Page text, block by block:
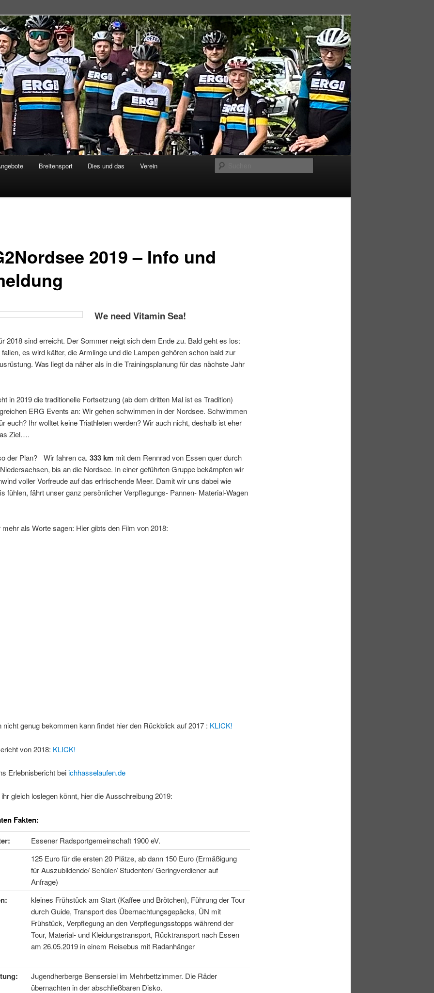
Breitensport Dies und das Verein
2019 – Info und
We need Vitamin Sea!
2018 sind erreicht. Der Sommer neigt sich dem Ende zu. Bald geht es los:
es wird kälter, die Armlinge und die Lampen gehören schon bald zur
Was liegt da näher als in die Trainingsplanung für das nächste Jahr
in 2019 die traditionelle Fortsetzung (ab dem dritten Mal ist es Tradition)
ERG Events an: Wir gehen schwimmen in der Nordsee. Schwimmen
euch? Ihr wolltet keine Triathleten werden? Wir auch nicht, deshalb ist eher
Ziel….
der Plan? Wir fahren ca. 333 kmmit dem Rennrad von Essen quer durch
bis an die Nordsee. In einer geführten Gruppe bekämpfen wir
voller Vorfreude auf das erfrischende Meer. Damit wir uns dabei wie
fühlen, fährt unser ganz persönlicher Verpflegungs- Pannen- Material-Wagen
mehr als Worte sagen: Hier gibts den Film von 2018:
nicht genug bekommen kann findet hier den Rückblick auf 2017 : KLICK!
von 2018: KLICK!
Erlebnisbericht beiichhasselaufen.de
gleich loslegen könnt, hier die Ausschreibung 2019:
Fakten:
Essener Radsportgemeinschaft 1900 eV.
125 Euro für die ersten 20 Plätze, ab dann 150 Euro (Ermäßigung
für Auszubildende/ Schüler/ Studenten/ Geringverdiener auf
Anfrage)
kleines Frühstück am Start (Kaffee und Brötchen), Führung der Tour
durch Guide, Transport des Übernachtungsgepäcks, ÜN mit
Frühstück, Verpflegung an den Verpflegungsstopps während der
Tour, Material- und Kleidungstransport, Rücktransport nach Essen
am 26.05.2019 in einem Reisebus mit Radanhänger
Jugendherberge Bensersiel im Mehrbettzimmer. Die Räder
übernachten in der abschließbaren Disko.